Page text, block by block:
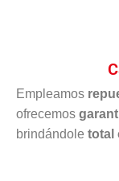
Empleamos
ofrecemos
brindándole total